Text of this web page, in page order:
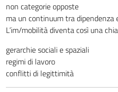
non categorie opposte
ma un continuum tra dipendenza
L’im/mobilità diventa così una
gerarchie sociali e spaziali
regimi di lavoro
conflitti di legittimità